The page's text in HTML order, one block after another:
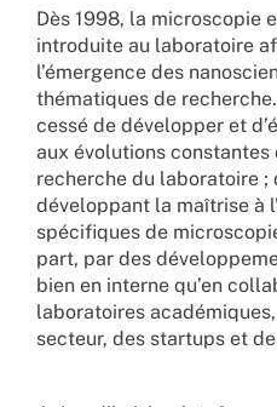
Dès 1998, la microscopie
introduite au laboratoire
l’émergence des
thématiques de
cessé de développer et
aux évolutions
recherche du laboratoire ;
développant la maîtrise à
spécifiques de
part, par des
bien en interne qu’en
laboratoires
secteur, des startups et